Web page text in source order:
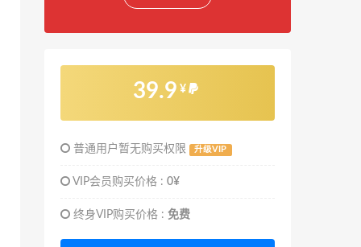
39.9 ¥
普通用户暂无购买权限 升级VIP
VIP会员购买价格 : 0¥
终身VIP购买价格 : 免费